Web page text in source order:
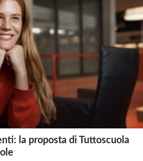
la proposta di Tuttoscuola